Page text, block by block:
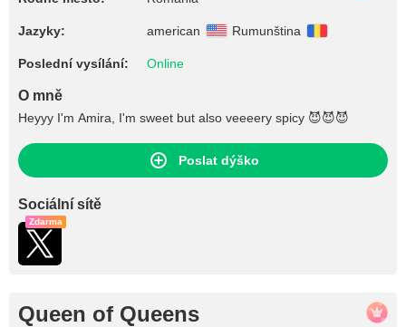
Jazyky: american Rumunština
Poslední vysílání: Online
O mně
Heyyy I'm Amira, I'm sweet but also veeeery spicy 😈😈😈
Poslat dýško
Sociální sítě
Zdarma
Queen of Queens